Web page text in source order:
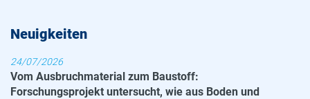
Neuigkeiten
24/07/2026
Vom Ausbruchmaterial zum Baustoff:
Forschungsprojekt untersucht, wie aus Boden und